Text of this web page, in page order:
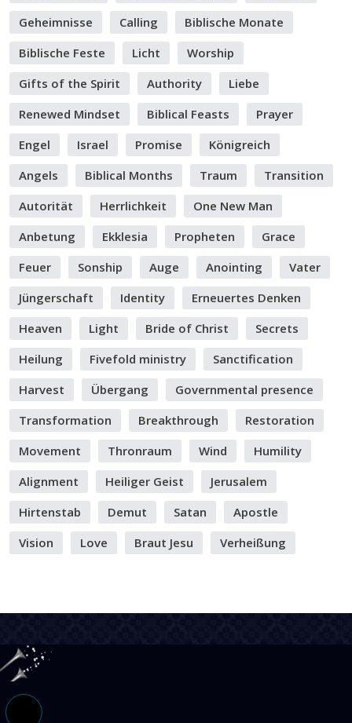
Geheimnisse
Calling
Biblische Monate
Biblische Feste
Licht
Worship
Gifts of the Spirit
Authority
Liebe
Renewed Mindset
Biblical Feasts
Prayer
Engel
Israel Promise
Königreich
Angels
Biblical Months Traum
Transition
Autorität
Herrlichkeit
One New Man
Anbetung
Ekklesia Propheten
Grace
Feuer
Sonship Auge Anointing
Vater
Jüngerschaft
Identity
Erneuertes Denken
Heaven
Light Bride of Christ
Secrets
Heilung
Fivefold ministry
Sanctification
Harvest
Übergang
Governmental presence
Transformation
Breakthrough
Restoration
Movement
Thronraum Wind
Humility
Alignment
Heiliger Geist
Jerusalem
Hirtenstab
Demut Satan
Apostle
Vision
Love Braut Jesu Verheißung